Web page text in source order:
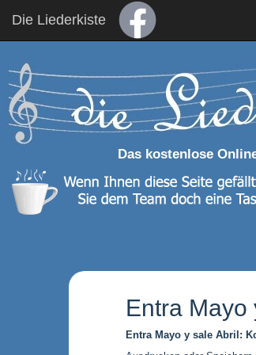
Die Liederkiste
Das kostenlose
Entra Mayo
Entra Mayo y sale Abril: